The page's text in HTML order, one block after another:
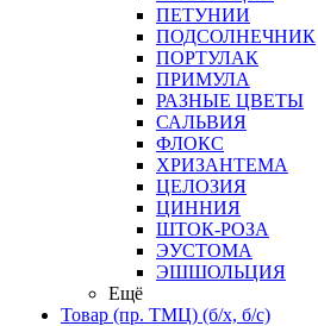
ПЕТУНИИ
ПОДСОЛНЕЧНИК
ПОРТУЛАК
ПРИМУЛА
РАЗНЫЕ ЦВЕТЫ
САЛЬВИЯ
ФЛОКС
ХРИЗАНТЕМА
ЦЕЛОЗИЯ
ЦИННИЯ
ШТОК-РОЗА
ЭУСТОМА
ЭШШОЛЬЦИЯ
Ещё
Товар (пр. ТМЦ) (б/х, б/с)